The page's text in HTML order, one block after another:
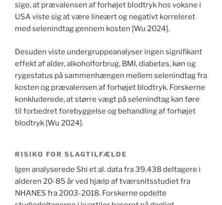
sige, at prævalensen af ​​forhøjet blodtryk hos voksne i
USA viste sig at være lineært og negativt korreleret
med selenindtag gennem kosten [Wu 2024].
Desuden viste undergruppeanalyser ingen signifikant
effekt af alder, alkoholforbrug, BMI, diabetes, køn og
rygestatus på sammenhængen mellem selenindtag fra
kosten og prævalensen af forhøjet blodtryk. Forskerne
konkluderede, at større vægt på selenindtag kan føre
til forbedret forebyggelse og behandling af forhøjet
blodtryk [Wu 2024].
RISIKO FOR SLAGTILFÆLDE
Igen analyserede Shi et al. data fra 39.438 deltagere i
alderen 20-85 år ved hjælp af tværsnitsstudiet fra
NHANES fra 2003-2018. Forskerne opdelte